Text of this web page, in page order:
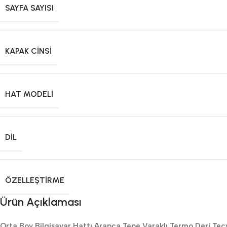
SAYFA SAYISI
KAPAK CINSI
HAT MODELI
DIL
ÖZELLEŞTIRME
Ürün Açıklaması